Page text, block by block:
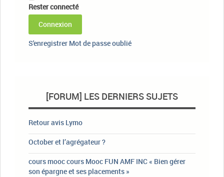
Rester connecté
Connexion
S'enregistrer Mot de passe oublié
[FORUM] LES DERNIERS SUJETS
Retour avis Lymo
October et l’agrégateur ?
cours mooc cours Mooc FUN AMF INC « Bien gérer
son épargne et ses placements »